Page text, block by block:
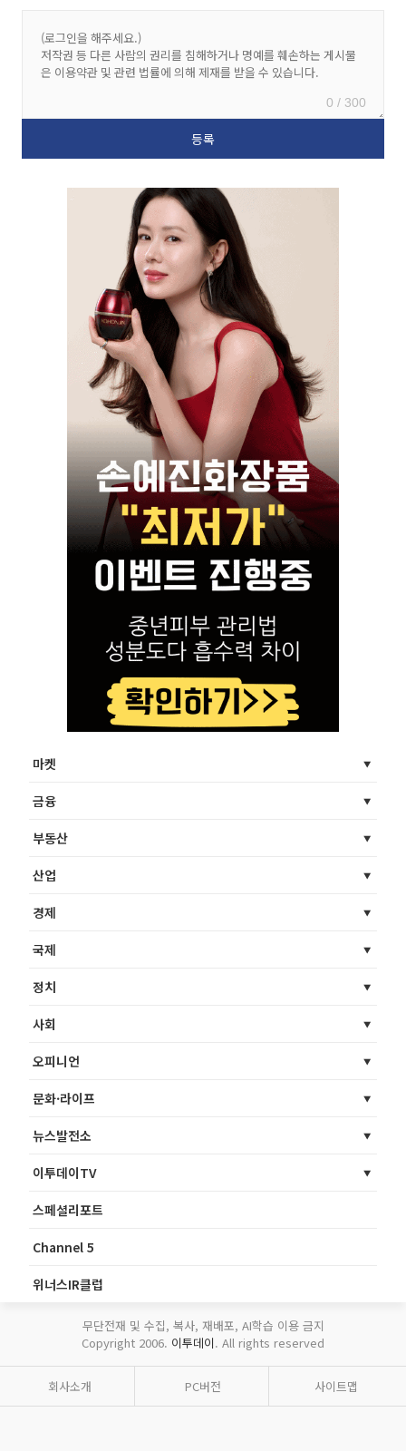
0 / 300
마켓
금융
부동산
산업
경제
국제
정치
사회
오피니언
문화·라이프
뉴스발전소
이투데이TV
스페셜리포트
Channel 5
위너스IR클럽
무단전재 및 수집, 복사, 재배포, AI학습 이용 금지
Copyright 2006. 이투데이. All rights reserved
회사소개 PC버전 사이트맵